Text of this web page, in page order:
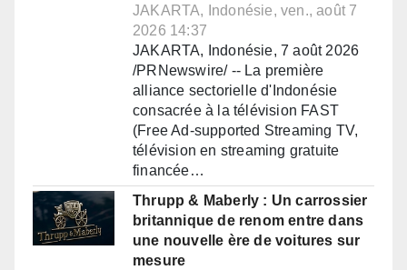
JAKARTA, Indonésie, ven., août 7
2026 14:37
JAKARTA, Indonésie, 7 août 2026
/PRNewswire/ -- La première
alliance sectorielle d'Indonésie
consacrée à la télévision FAST
(Free Ad-supported Streaming TV,
télévision en streaming gratuite
financée…
Thrupp & Maberly : Un carrossier
britannique de renom entre dans
une nouvelle ère de voitures sur
mesure